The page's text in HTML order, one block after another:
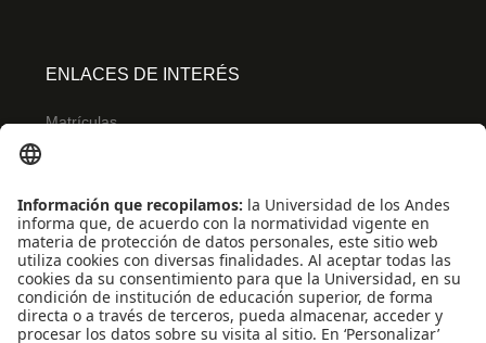
ENLACES DE INTERÉS
Matrículas
Biblioteca
Eventos
Educación continua
SCOPUS
Decanatura de Estudiantes
WEB OF SCIENCE